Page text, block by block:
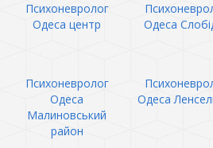
Психоневролог
Одеса центр
Одеса
Психоневролог
Одеса
Малиновський
район
Одеса